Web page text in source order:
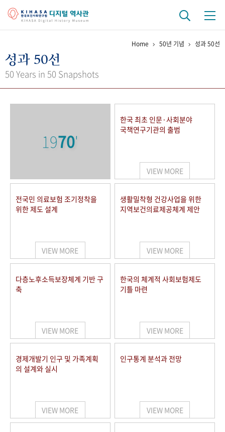
걸어온 길 기관 변천사
키워드로 보는 연구 역사
연구자들
사진 아카이브 문서 기록물 행정박물 영상 기록물
50+1 주년 기념
세계와 함께 한 KIHASA
VR 역사관
Home 50년 기념 성과 50선
성과 50선
50 Years in 50 Snapshots
1970'
한국 최초 인문·사회분야
국책연구기관의 출범
VIEW MORE
전국민 의료보험 조기정착을
위한 제도 설계
VIEW MORE
생활밀착형 건강사업을 위한
지역보건의료제공체계 제안
VIEW MORE
다층노후소득보장체계 기반 구
축
VIEW MORE
한국의 체계적 사회보험제도
기틀 마련
VIEW MORE
경제개발기 인구 및 가족계획
의 설계와 실시
VIEW MORE
인구통계 분석과 전망
VIEW MORE